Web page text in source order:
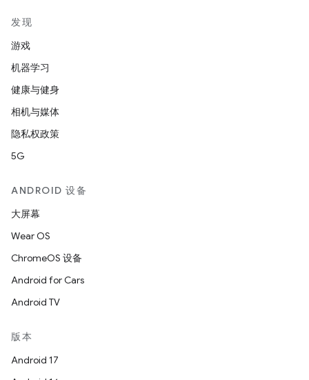
发现
游戏
机器学习
健康与健身
相机与媒体
隐私权政策
5G
ANDROID 设备
大屏幕
Wear OS
ChromeOS 设备
Android for Cars
Android TV
版本
Android 17